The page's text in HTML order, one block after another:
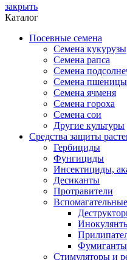
закрыть
Каталог
Посевные семена
Семена кукурузы
Семена рапса
Семена
Семена пшеницы
Семена ячменя
Семена гороха
Семена сои
Другие культуры
Средства защиты
Гербициды
Фунгициды
Инсектициды,
Десиканты
Протравители
Фумиганты
Стимуляторы и